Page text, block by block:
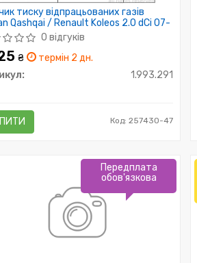
тиску відпрацьованих газів
Qashqai / Renault Koleos 2.0 dCi 07-
0 відгуків
₴
термін 2 дн.
1.993.291
Код: 257430-47
Передплата
обов'язкова